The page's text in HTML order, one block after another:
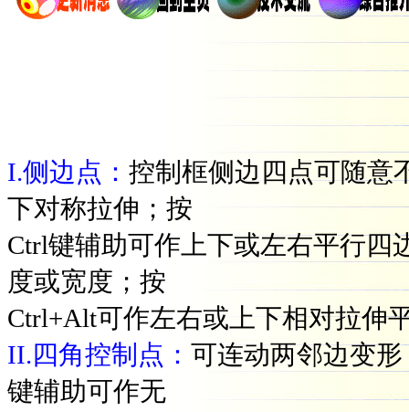
I.侧边点： 控制框侧边四点可随意
下对称拉伸；按
Ctrl键辅助可作上下或左右平行四
度或宽度；按
Ctrl+Alt可作左右或上下相对拉伸
II.四角控制点： 可连动两邻边变
键辅助可作无